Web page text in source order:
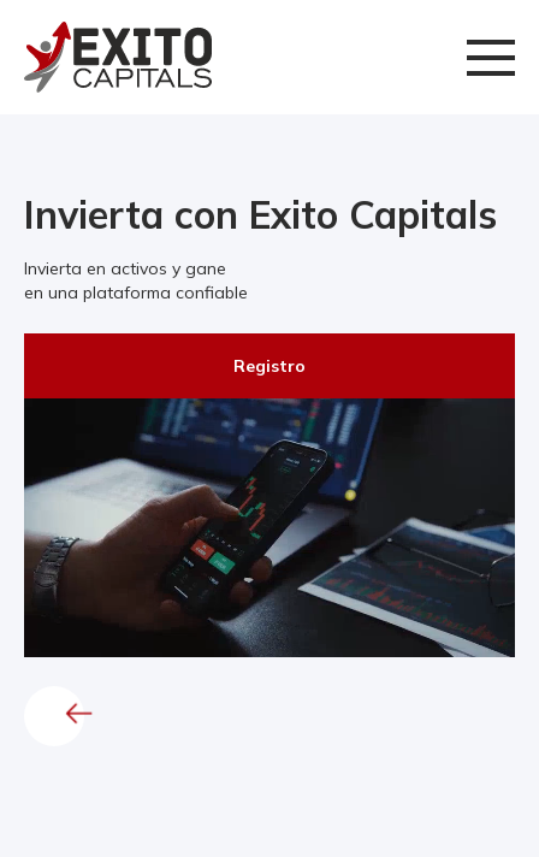
Invierta con Exito Capitals
Invierta en activos y gane
en una plataforma confiable
Registro